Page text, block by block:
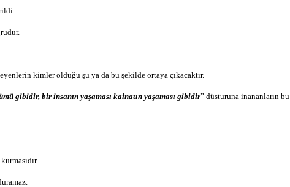
kimler olduğu şu ya da bu şekilde ortaya çıkacaktır.
gibidir, bir insanın yaşaması kainatın yaşaması gibidir” düsturuna inananların bu